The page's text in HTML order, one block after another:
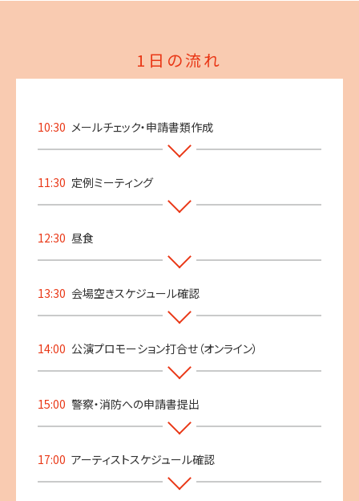
1日の流れ
10:30 メールチェック・申請書類作成
11:30 定例ミーティング
12:30 昼食
13:30 会場空きスケジュール確認
14:00 公演プロモーション打合せ（オンライン）
15:00 警察・消防への申請書提出
17:00 アーティストスケジュール確認